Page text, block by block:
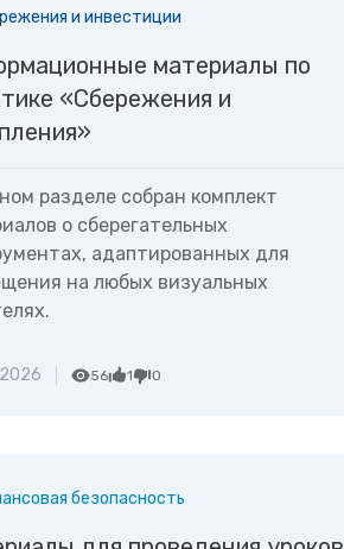
и инвестиции
материалы по
«Сбережения и
разделе собран комплект
о сберегательных
адаптированных для
на любых визуальных
56 1 0
безопасность